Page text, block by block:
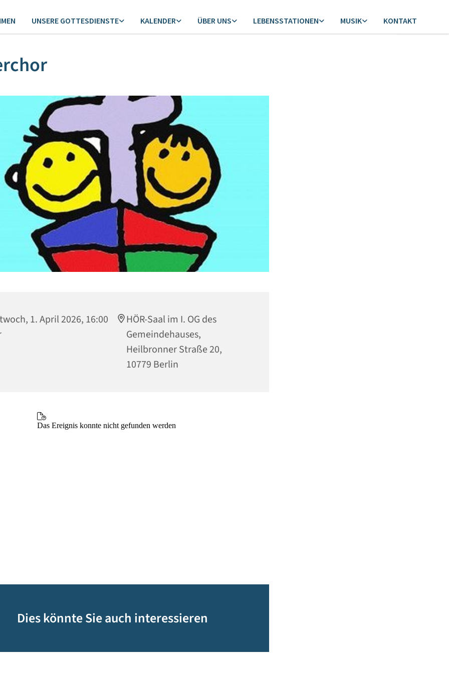
UNSERE GOTTESDIENSTE KALENDER ÜBER UNS LEBENSSTATIONEN MUSIK KONTAKT
1. April 2026, 16:00
HÖR-Saal im I. OG des
Gemeindehauses,
Heilbronner Straße 20,
10779 Berlin
Dies könnte Sie auch interessieren